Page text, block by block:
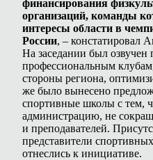
финансирования
организаций, команды
интересы области в
России, – констатировал
На заседании был озвучен
профессиональным
стороны региона,
же было вынесено
спортивные школы с тем,
администрацию, не
и преподавателей.
представители
отнеслись к инициативе.